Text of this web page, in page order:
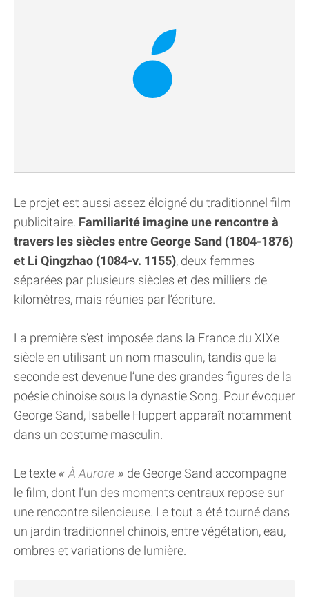
Le projet est aussi assez éloigné du traditionnel film
publicitaire. Familiarité imagine une rencontre à
travers les siècles entre George Sand (1804-1876)
et Li Qingzhao (1084-v. 1155), deux femmes
séparées par plusieurs siècles et des milliers de
kilomètres, mais réunies par l’écriture.
La première s’est imposée dans la France du XIXe
siècle en utilisant un nom masculin, tandis que la
seconde est devenue l’une des grandes figures de la
poésie chinoise sous la dynastie Song. Pour évoquer
George Sand, Isabelle Huppert apparaît notamment
dans un costume masculin.
Le texte À Aurore
de George Sand accompagne
le film, dont l’un des moments centraux repose sur
une rencontre silencieuse. Le tout a été tourné dans
un jardin traditionnel chinois, entre végétation, eau,
ombres et variations de lumière.